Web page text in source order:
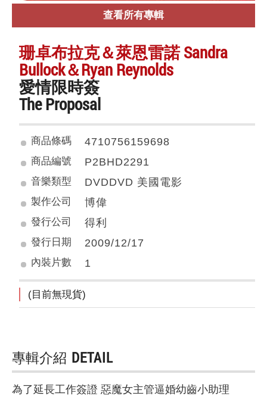
查看所有專輯
珊卓布拉克＆萊恩雷諾 Sandra
Bullock＆Ryan Reynolds
愛情限時簽
The Proposal
商品條碼 4710756159698
商品編號 P2BHD2291
音樂類型 DVDDVD 美國電影
製作公司 博偉
發行公司 得利
發行日期 2009/12/17
內裝片數 1
(目前無現貨)
專輯介紹 DETAIL
為了延長工作簽證 惡魔女主管逼婚幼齒小助理